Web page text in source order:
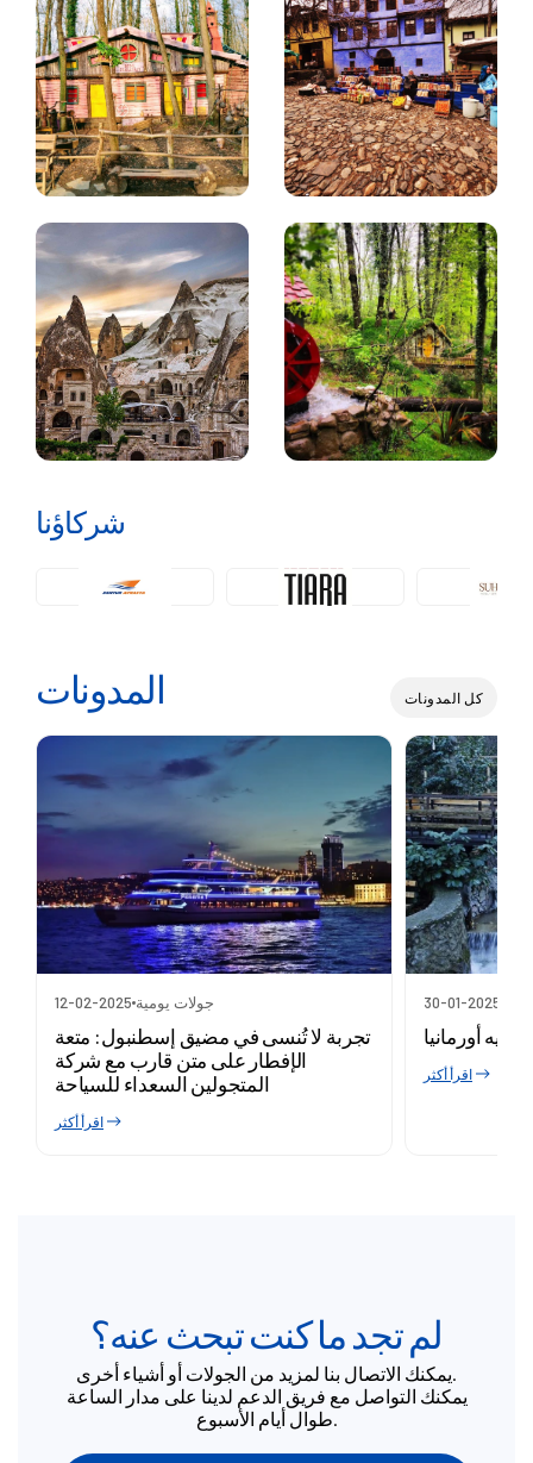
شركاؤنا
المدونات كل المدونات
12-02-2025 جولات يومية
تجربة لا تُنسى في مضيق إسطنبول: متعة
الإفطار على متن قارب مع شركة
المتجولين السعداء للسياحة
اقرأ أكثر
30-01-2025
أورمانيا
اقرأ أكثر
لم تجد ما كنت تبحث عنه؟
يمكنك التواصل مع فريق الدعم لدينا على مدار الساعة